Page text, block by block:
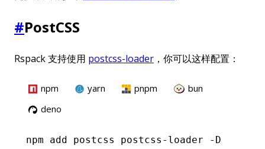
#PostCSS
Rspack 支持使用 postcss-loader ，你可以这样配置：
npm yarn pnpm
bun
deno
npm add postcss postcss-loader -D